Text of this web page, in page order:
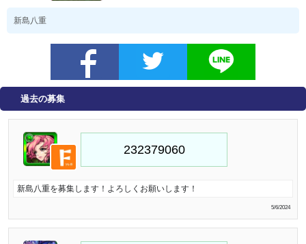
新島八重
過去の募集
新島八重を募集します！よろしくお願いします！
5/6/2024